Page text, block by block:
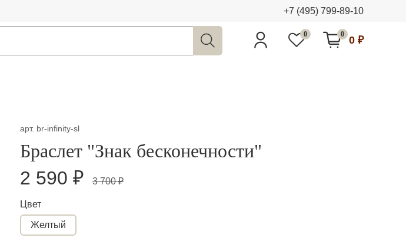
+7 (495) 799-89-10
0 0 0 ₽
арт. br-infinity-sl
Браслет "Знак бесконечности"
2 590 ₽
3 700 ₽
Цвет
Желтый